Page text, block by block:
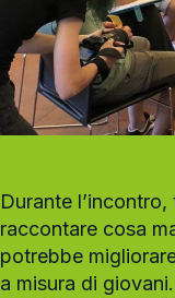
Durante
raccontare cosa
potrebbe
a misura di